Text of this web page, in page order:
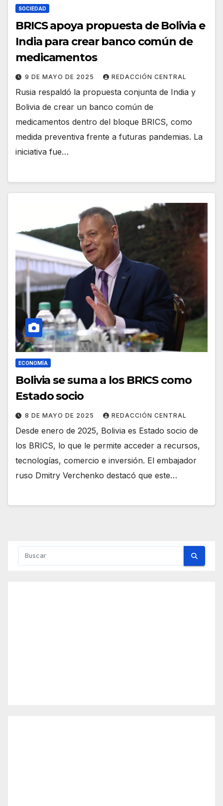
SOCIEDAD
BRICS apoya propuesta de Bolivia e
India para crear banco común de
medicamentos
9 DE MAYO DE 2025 REDACCIÓN CENTRAL
Rusia respaldó la propuesta conjunta de India y
Bolivia de crear un banco común de
medicamentos dentro del bloque BRICS, como
medida preventiva frente a futuras pandemias. La
iniciativa fue…
ECONOMÍA
Bolivia se suma a los BRICS como
Estado socio
8 DE MAYO DE 2025 REDACCIÓN CENTRAL
Desde enero de 2025, Bolivia es Estado socio de
los BRICS, lo que le permite acceder a recursos,
tecnologías, comercio e inversión. El embajador
ruso Dmitry Verchenko destacó que este…